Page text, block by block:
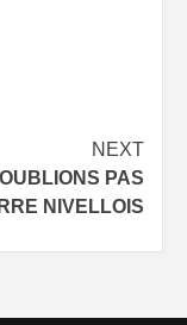
NEXT
PAS
NIVELLOIS